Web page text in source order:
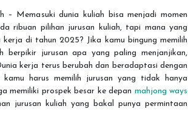
– Memasuki dunia kuliah bisa menjadi momen
ribuan pilihan jurusan kuliah, tapi mana yang
di tahun 2025? Jika kamu bingung memilih
berpikir jurusan apa yang paling menjanjikan,
kerja terus berubah dan beradaptasi dengan
kamu harus memilih jurusan yang tidak hanya
memiliki prospek besar ke depan mahjong ways
jurusan kuliah yang bakal punya permintaan